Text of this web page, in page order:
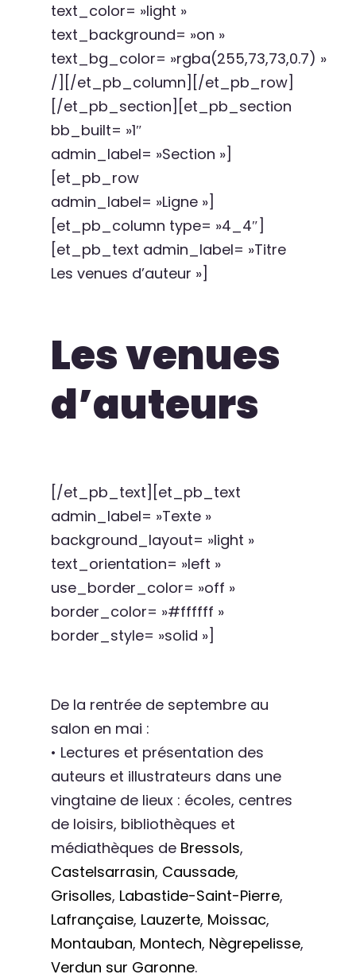
text_color= »light »
text_background= »on »
text_bg_color= »rgba(255,73,73,0.7) »
/][/et_pb_column][/et_pb_row]
[/et_pb_section][et_pb_section
bb_built= »1″
admin_label= »Section »]
[et_pb_row
admin_label= »Ligne »]
[et_pb_column type= »4_4″]
[et_pb_text admin_label= »Titre
Les venues d’auteur »]
Les venues
d’auteurs
[/et_pb_text][et_pb_text
admin_label= »Texte »
background_layout= »light »
text_orientation= »left »
use_border_color= »off »
border_color= »#ffffff »
border_style= »solid »]
De la rentrée de septembre au
salon en mai :
• Lectures et présentation des
auteurs et illustrateurs dans une
vingtaine de lieux : écoles, centres
de loisirs, bibliothèques et
médiathèques de Bressols,
Castelsarrasin, Caussade,
Grisolles, Labastide-Saint-Pierre,
Lafrançaise, Lauzerte, Moissac,
Montauban, Montech, Nègrepelisse,
Verdun sur Garonne.